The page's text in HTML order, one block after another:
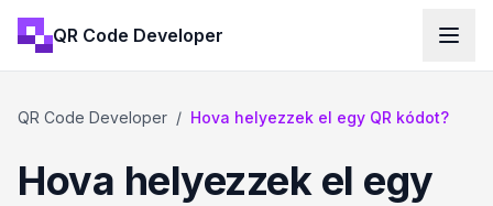
QR Code Developer
QR Code Developer / Hova helyezzek el egy QR kódot?
Hova helyezzek el egy